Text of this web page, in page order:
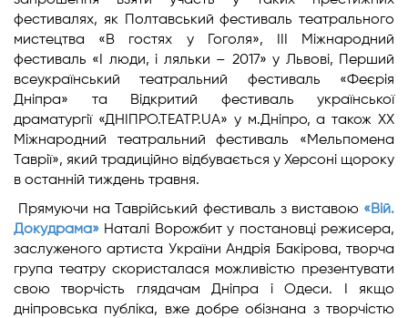
фестивалях, як Полтавський фестиваль театрального
мистецтва «В гостях у Гоголя», ІІІ Міжнародний
фестиваль «І люди, і ляльки – 2017» у Львові, Перший
всеукраїнський театральний фестиваль «Феєрія
Дніпра» та Відкритий фестиваль української
драматургії «ДНІПРО.ТЕАТР.UA» у м.Дніпро, а також XХ
Міжнародний театральний фестиваль «Мельпомена
Таврії», який традиційно відбувається у Херсоні щороку
в останній тиждень травня.
Прямуючи на Таврійський фестиваль з виставою «Вій.
Докудрама» Наталі Ворожбит у постановці режисера,
заслуженого артиста України Андрія Бакірова, творча
група театру скористалася можливістю презентувати
свою творчість глядачам Дніпра і Одеси. І якщо
дніпровська публіка, вже добре обізнана з творчістю